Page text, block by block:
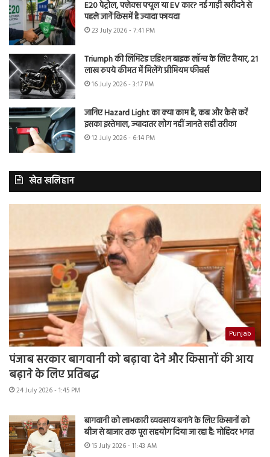
E20 पेट्रोल, फ्लेक्स फ्यूल या EV कार? नई गाड़ी खरीदने से
पहले जानें किसमें है ज्यादा फायदा
23 July 2026 - 7:41 PM
Triumph की लिमिटेड एडिशन बाइक लॉन्च के लिए तैयार, 21
लाख रुपये कीमत में मिलेंगे प्रीमियम फीचर्स
16 July 2026 - 3:17 PM
जानिए Hazard Light का क्या काम है, कब और कैसे करें
इसका इस्तेमाल, ज्यादातर लोग नहीं जानते सही तरीका
12 July 2026 - 6:14 PM
खेत खलिहान
Punjab
पंजाब सरकार बागवानी को बढ़ावा देने और किसानों की आय
बढ़ाने के लिए प्रतिबद्ध
24 July 2026 - 1:45 PM
बागवानी को लाभकारी व्यवसाय बनाने के लिए किसानों को
बीज से बाजार तक पूरा सहयोग दिया जा रहा है: मोहिंदर भगत
15 July 2026 - 11:43 AM